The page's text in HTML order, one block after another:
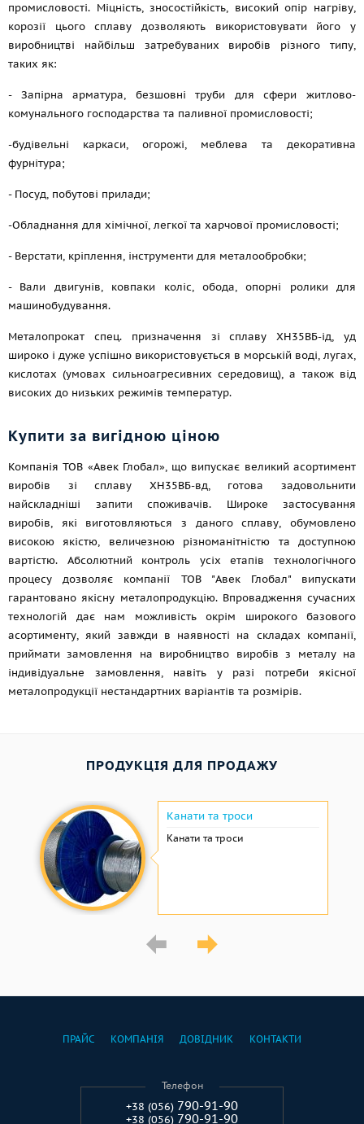
промисловості. Міцність, зносостійкість, високий опір нагріву,
корозії цього сплаву дозволяють використовувати його у
виробництві найбільш затребуваних виробів різного типу,
таких як:
- Запірна арматура, безшовні труби для сфери житлово-
комунального господарства та паливної промисловості;
-будівельні каркаси, огорожі, меблева та декоративна
фурнітура;
- Посуд, побутові прилади;
-Обладнання для хімічної, легкої та харчової промисловості;
- Верстати, кріплення, інструменти для металообробки;
- Вали двигунів, ковпаки коліс, обода, опорні ролики для
машинобудування.
Металопрокат спец. призначення зі сплаву ХН35ВБ-ід, уд
широко і дуже успішно використовується в морській воді, лугах,
кислотах (умовах сильноагресивних середовищ), а також від
високих до низьких режимів температур.
Купити за вигідною ціною
Компанія ТОВ «Авек Глобал», що випускає великий асортимент
виробів зі сплаву ХН35ВБ-вд, готова задовольнити
найскладніші запити споживачів. Широке застосування
виробів, які виготовляються з даного сплаву, обумовлено
високою якістю, величезною різноманітністю та доступною
вартістю. Абсолютний контроль усіх етапів технологічного
процесу дозволяє компанії ТОВ "Авек Глобал" випускати
гарантовано якісну металопродукцію. Впровадження сучасних
технологій дає нам можливість окрім широкого базового
асортименту, який завжди в наявності на складах компанії,
приймати замовлення на виробництво виробів з металу на
індивідуальне замовлення, навіть у разі потреби якісної
металопродукції нестандартних варіантів та розмірів.
ПРОДУКЦІЯ ДЛЯ ПРОДАЖУ
Канати та троси
Канати та троси
ПРАЙС КОМПАНІЯ ДОВІДНИК КОНТАКТИ
Телефон
+38 (056) 790-91-90
+38 (056) 790-91-90